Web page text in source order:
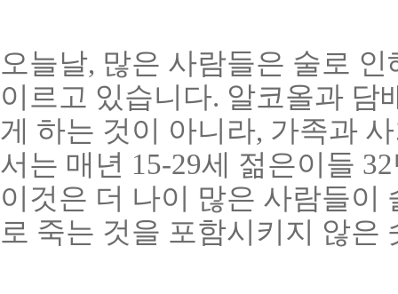
오늘날, 많은 사람들은 술로
이르고 있습니다. 알코올과 담
게 하는 것이 아니라, 가족과
서는 매년 15-29세 젊은이들
이것은 더 나이 많은 사람들이
로 죽는 것을 포함시키지 않은